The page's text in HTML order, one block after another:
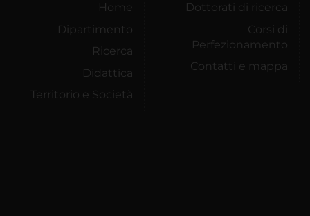
Home
Dipartimento
Ricerca
Didattica
Territorio e Società
Dottorati di ricerca
Corsi di
Perfezionamento
Contatti e mappa